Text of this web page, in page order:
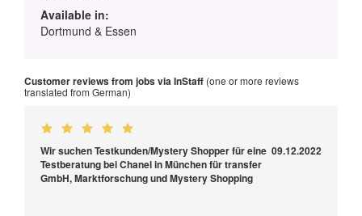
Available in:
Dortmund & Essen
Customer reviews from jobs via InStaff (one or more reviews
translated from German)
Wir suchen Testkunden/Mystery Shopper für eine
Testberatung bei Chanel in München für transfer
GmbH, Marktforschung und Mystery Shopping
09.12.2022